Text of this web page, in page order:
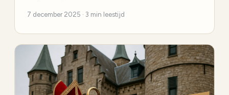
7 december 2025 · 3 min leestijd